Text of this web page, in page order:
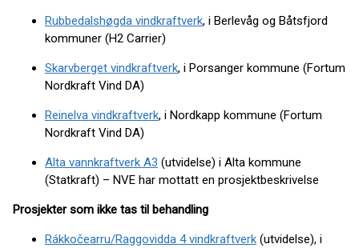
Rubbedalshøgda vindkraftverk, i Berlevåg og Båtsfjord
kommuner (H2 Carrier)
Skarvberget vindkraftverk, i Porsanger kommune (Fortum
Nordkraft Vind DA)
Reinelva vindkraftverk, i Nordkapp kommune (Fortum
Nordkraft Vind DA)
Alta vannkraftverk A3 (utvidelse) i Alta kommune
(Statkraft) – NVE har mottatt en prosjektbeskrivelse
Prosjekter som ikke tas til behandling
Rákkočearru/Raggovidda 4 vindkraftverk (utvidelse), i